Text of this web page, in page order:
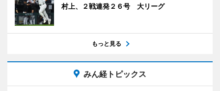
村上、２戦連発２６号 大リーグ
もっと見る
みん経トピックス